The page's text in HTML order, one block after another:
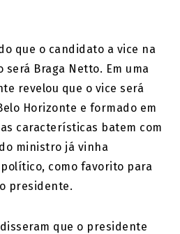
que o candidato a vice na
Braga Netto. Em uma
revelou que o vice será
Horizonte e formado em
características batem com
ministro já vinha
como favorito para
presidente.
que o presidente